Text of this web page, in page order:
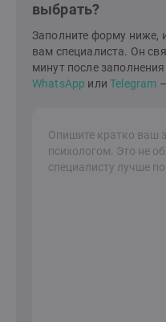
ценностями.Считаю,
собственной жизни.
хотел/а делать со
выбрать?
Заполните форму ниже,
вам специалиста. Он
минут после
WhatsApp илиTelegram